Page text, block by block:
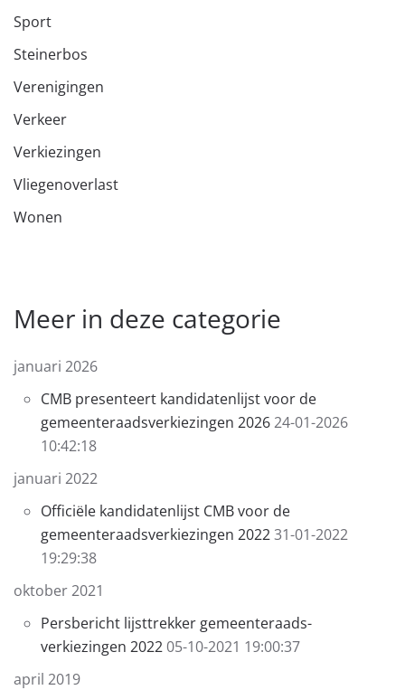
Sport
Steinerbos
Verenigingen
Verkeer
Verkiezingen
Vliegenoverlast
Wonen
Meer in deze categorie
januari 2026
​​CMB presenteert kandidatenlijst voor de
gemeente­raads­verkiezingen 202624-01-2026
10:42:18
januari 2022
Officiële kandidatenlijst CMB voor de
gemeenteraadsverkiezingen 202231-01-2022
19:29:38
oktober 2021
Persbericht lijsttrekker gemeenteraads-
verkiezingen 202205-10-2021 19:00:37
april 2019